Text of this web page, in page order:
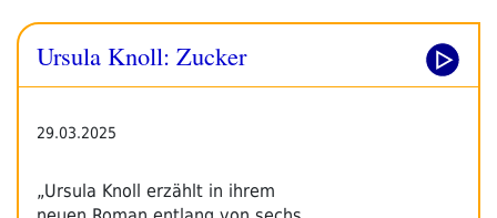
Ursula Knoll: Zucker
29.03.2025
„Ursula Knoll erzählt in ihrem